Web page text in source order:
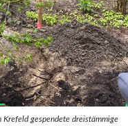
gespendete dreistämmige